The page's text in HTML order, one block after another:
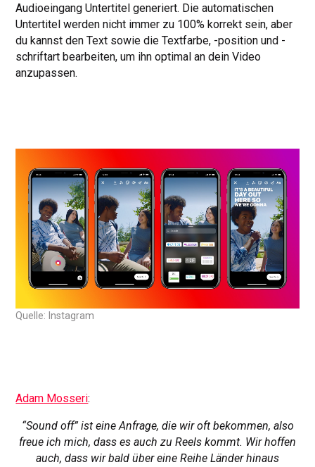
Audioeingang Untertitel generiert. Die automatischen
Untertitel werden nicht immer zu 100% korrekt sein, aber
du kannst den Text sowie die Textfarbe, -position und -
schriftart bearbeiten, um ihn optimal an dein Video
anzupassen.
Quelle: Instagram
Adam Mosseri:
“Sound off” ist eine Anfrage, die wir oft bekommen, also
freue ich mich, dass es auch zu Reels kommt. Wir hoffen
auch, dass wir bald über eine Reihe Länder hinaus